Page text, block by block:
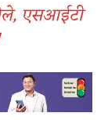
एसआईटी